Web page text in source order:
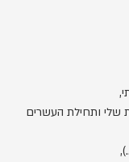
שלי ותחילת העשרים